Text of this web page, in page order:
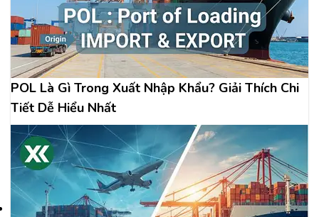
POL Là Gì Trong Xuất Nhập Khẩu? Giải Thích Chi
Tiết Dễ Hiểu Nhất